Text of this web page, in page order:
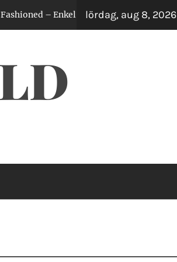
– Enkel Guide för Alla Whiskeyälskare
lördag, aug 8, 2026